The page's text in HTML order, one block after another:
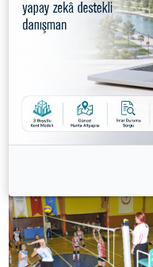
esirgemeyen
Bozbey’e teşekkür
sporun tüm
devam edecek” dedi.